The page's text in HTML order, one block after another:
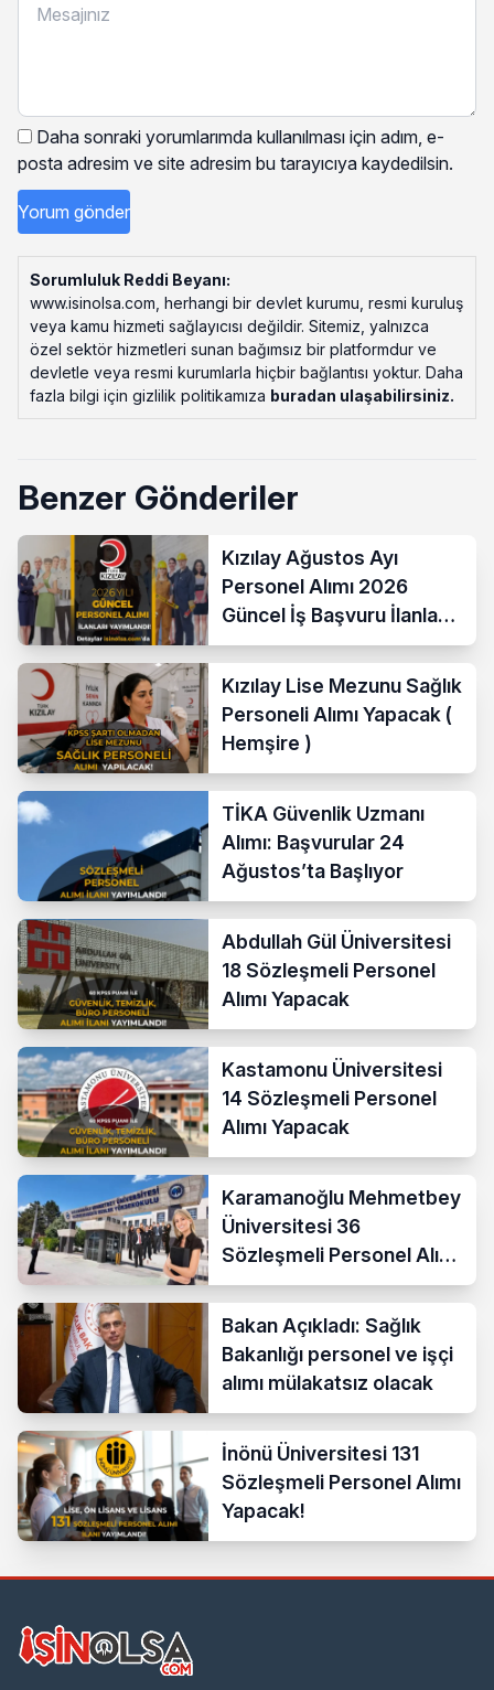
Daha sonraki yorumlarımda kullanılması için adım, e-
posta adresim ve site adresim bu tarayıcıya kaydedilsin.
Sorumluluk Reddi Beyanı:
www.isinolsa.com, herhangi bir devlet kurumu, resmi kuruluş
veya kamu hizmeti sağlayıcısı değildir. Sitemiz, yalnızca
özel sektör hizmetleri sunan bağımsız bir platformdur ve
devletle veya resmi kurumlarla hiçbir bağlantısı yoktur. Daha
fazla bilgi için gizlilik politikamıza buradan ulaşabilirsiniz.
Benzer Gönderiler
Kızılay Ağustos Ayı
Personel Alımı 2026
Güncel İş Başvuru İlanları
Yayımladı!
Kızılay Lise Mezunu Sağlık
Personeli Alımı Yapacak (
Hemşire )
TİKA Güvenlik Uzmanı
Alımı: Başvurular 24
Ağustos’ta Başlıyor
Abdullah Gül Üniversitesi
18 Sözleşmeli Personel
Alımı Yapacak
Kastamonu Üniversitesi
14 Sözleşmeli Personel
Alımı Yapacak
Karamanoğlu Mehmetbey
Üniversitesi 36
Sözleşmeli Personel Alımı
Yapacak
Bakan Açıkladı: Sağlık
Bakanlığı personel ve işçi
alımı mülakatsız olacak
İnönü Üniversitesi 131
Sözleşmeli Personel Alımı
Yapacak!